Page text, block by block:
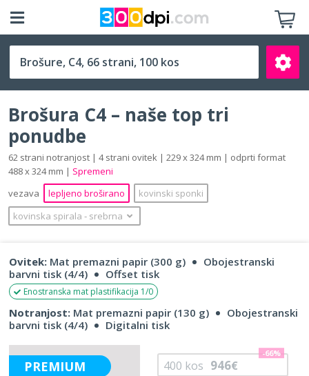
C4 (229 x 324 mm)
Išči
Brošura C4 – naše top tri
ponudbe
62 strani notranjost | 4 strani ovitek | 229 x 324 mm | odprti format
488 x 324 mm | Spremeni
vezava
lepljeno broširano
kovinski sponki
kovinska spirala ‐ srebrna
Ovitek: Mat premazni papir (300 g)
Obojestranski
barvni tisk (4/4)
Offset tisk
Enostranska mat plastifikacija 1/0
Notranjost: Mat premazni papir (130 g)
Obojestranski
barvni tisk (4/4)
Digitalni tisk
PREMIUM 400 kos 946€
-66%